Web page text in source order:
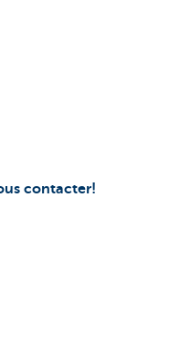
contacter!